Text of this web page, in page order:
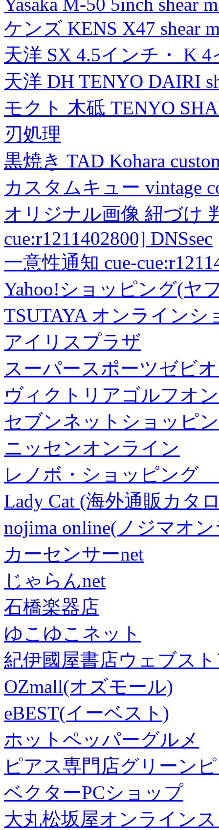
ケンズ KENS X47 shear
天洋 SX 4.5インチ・ K
天洋 DH TENYO DAIRI
モクト 木砥 TENYO
刃処理
黒焼き TAD Kohara
カスタムキュー vintage
オリジナル画像 紐づけ
cue:r1211402800] DNSsec
一意性通知 cue-
Yahoo!ショッピング(ヤ
TSUTAYA オンラインシ
アイリスプラザ
スーパースポーツゼビ
ヴィクトリアゴルフオ
セブンネットショッピ
ニッセンオンライン
レノボ・ショッピング
Lady Cat (海外通販カタ
nojima online(ノジマオ
カーセンサーnet
じゃらんnet
石橋楽器店
ゆこゆこネット
紀伊國屋書店ウェブス
OZmall(オズモール)
eBEST(イーベスト)
ホットペッパーグルメ
ピアス専門店グリーン
ベクターPCショップ
大丸松坂屋オンライン